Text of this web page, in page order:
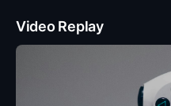
Video Replay